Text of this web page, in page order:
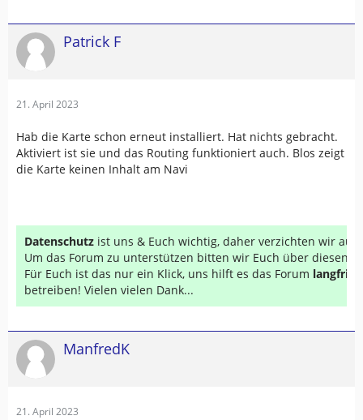
Patrick F
21. April 2023
Hab die Karte schon erneut installiert. Hat nichts gebracht.
Aktiviert ist sie und das Routing funktioniert auch. Blos zeigt
die Karte keinen Inhalt am Navi
Datenschutz ist uns & Euch wichtig, daher verzichten wir auf
Um das Forum zu unterstützen bitten wir Euch über diesen
Für Euch ist das nur ein Klick, uns hilft es das Forum
betreiben! Vielen vielen Dank...
ManfredK
21. April 2023